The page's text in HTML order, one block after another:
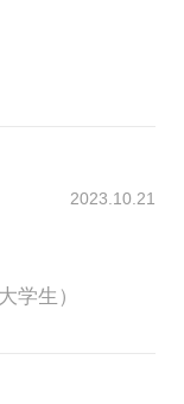
2023.10.21
学生）